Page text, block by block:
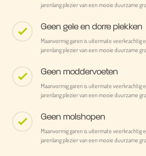
jarenlang plezier van een mooie duurzame
Geen gele en dorre plekken
Maanvormig garen is uitermate veerkrachtig
jarenlang plezier van een mooie duurzame
Geen moddervoeten
Maanvormig garen is uitermate veerkrachtig
jarenlang plezier van een mooie duurzame
Geen molshopen
Maanvormig garen is uitermate veerkrachtig
jarenlang plezier van een mooie duurzame